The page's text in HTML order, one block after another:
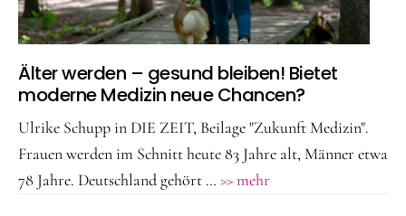
Älter werden – gesund bleiben! Bietet
moderne Medizin neue Chancen?
Ulrike Schupp in DIE ZEIT, Beilage "Zukunft Medizin".
Frauen werden im Schnitt heute 83 Jahre alt, Männer etwa
78 Jahre. Deutschland gehört … >> mehr